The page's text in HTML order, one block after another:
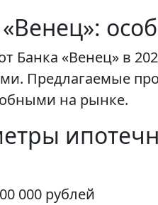
Банка «Венец» в
Предлагаемые
на рынке.
000 рублей